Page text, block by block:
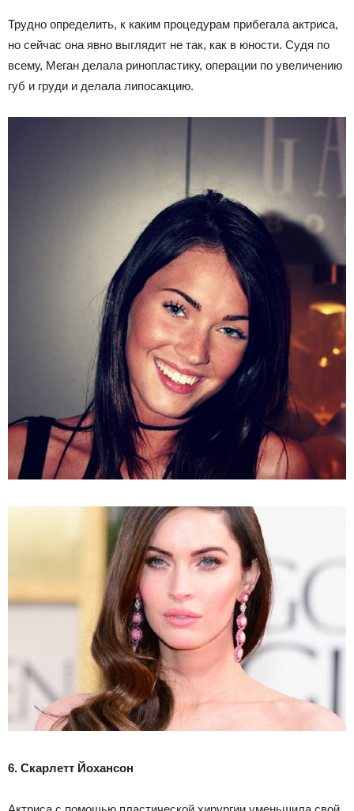
Трудно определить, к каким процедурам прибегала актриса,
но сейчас она явно выглядит не так, как в юности. Судя по
всему, Меган делала ринопластику, операции по увеличению
губ и груди и делала липосакцию.
6. Скарлетт Йохансон